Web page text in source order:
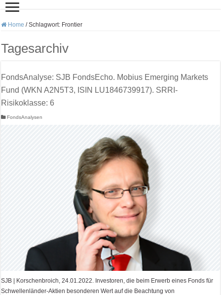
Home / Schlagwort: Frontier
Tagesarchiv
FondsAnalyse: SJB FondsEcho. Mobius Emerging Markets
Fund (WKN A2N5T3, ISIN LU1846739917). SRRI-
Risikoklasse: 6
FondsAnalysen
SJB | Korschenbroich, 24.01.2022. Investoren, die beim Erwerb eines Fonds für
Schwellenländer-Aktien besonderen Wert auf die Beachtung von